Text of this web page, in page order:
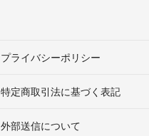
プライバシーポリシー
特定商取引法に基づく表記
外部送信について